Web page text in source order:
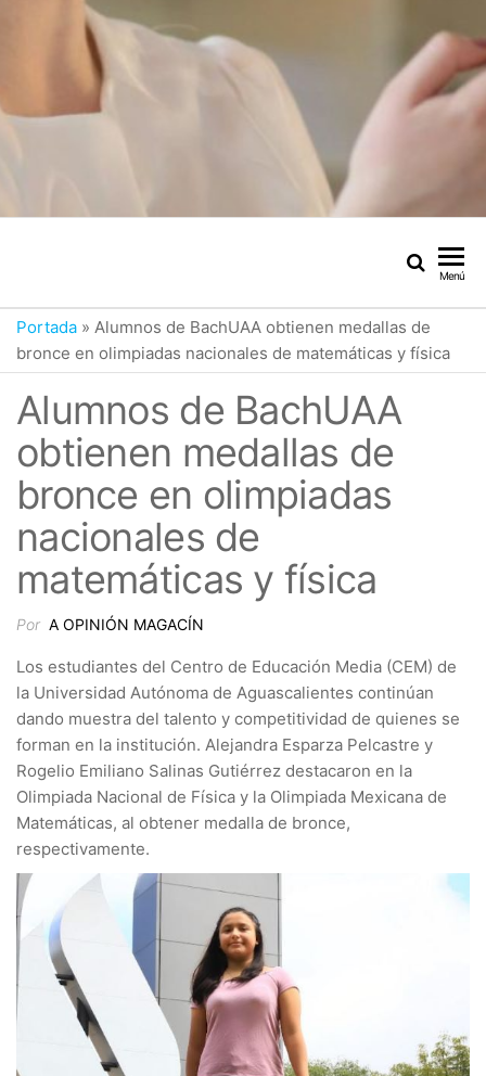
Menú
Portada » Alumnos de BachUAA obtienen medallas de
bronce en olimpiadas nacionales de matemáticas y física
Alumnos de BachUAA
obtienen medallas de
bronce en olimpiadas
nacionales de
matemáticas y física
Por A OPINIÓN MAGACÍN
Los estudiantes del Centro de Educación Media (CEM) de
la Universidad Autónoma de Aguascalientes continúan
dando muestra del talento y competitividad de quienes se
forman en la institución. Alejandra Esparza Pelcastre y
Rogelio Emiliano Salinas Gutiérrez destacaron en la
Olimpiada Nacional de Física y la Olimpiada Mexicana de
Matemáticas, al obtener medalla de bronce,
respectivamente.